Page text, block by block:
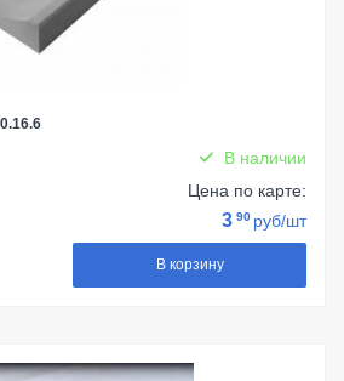
В наличии
Цена по карте:
3 90 руб/шт
В корзину